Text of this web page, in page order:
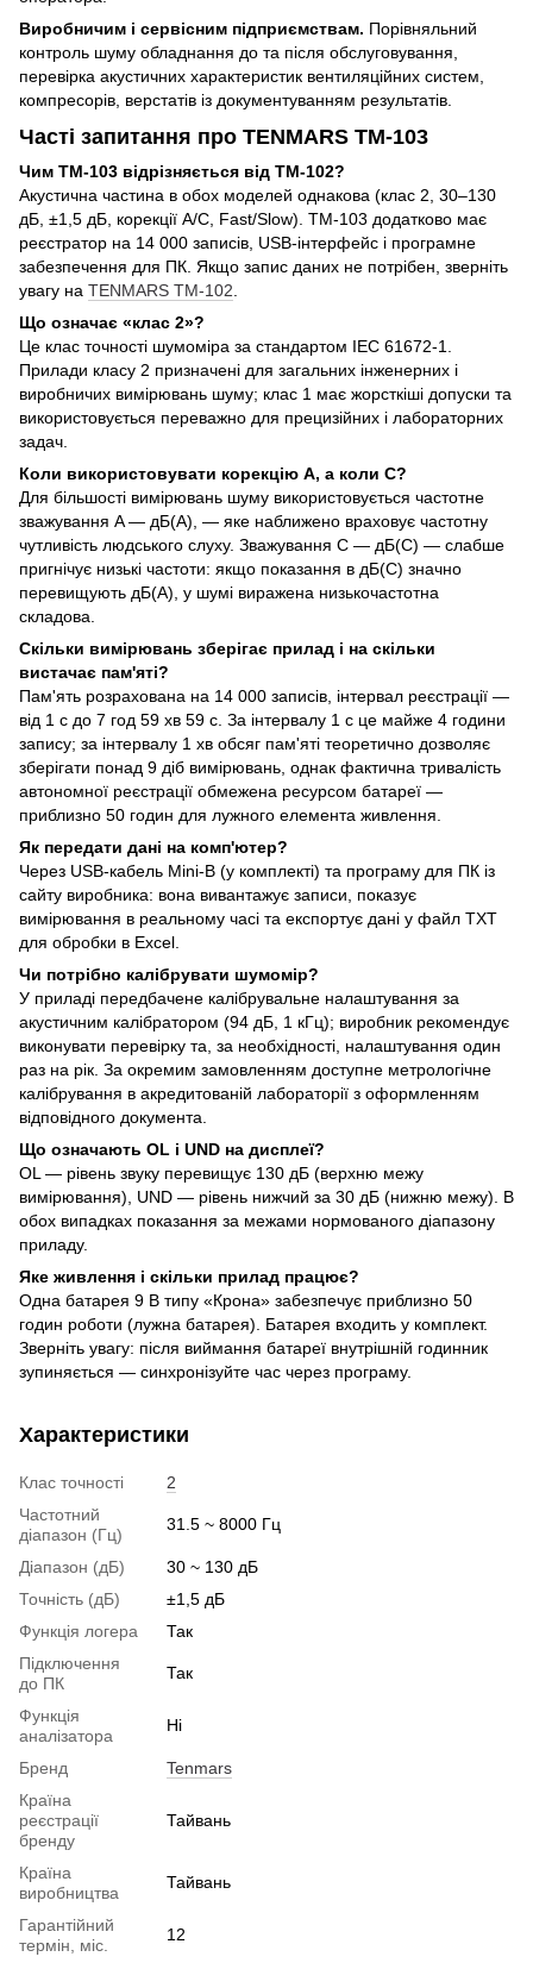
Виробничим і сервісним підприємствам. Порівняльний
контроль шуму обладнання до та після обслуговування,
перевірка акустичних характеристик вентиляційних систем,
компресорів, верстатів із документуванням результатів.
Часті запитання про TENMARS TM-103
Чим TM-103 відрізняється від TM-102?
Акустична частина в обох моделей однакова (клас 2, 30–130
дБ, ±1,5 дБ, корекції A/C, Fast/Slow). TM-103 додатково має
реєстратор на 14 000 записів, USB-інтерфейс і програмне
забезпечення для ПК. Якщо запис даних не потрібен, зверніть
увагу на TENMARS TM-102
Що означає «клас 2»?
Це клас точності шумоміра за стандартом IEC 61672-1.
Прилади класу 2 призначені для загальних інженерних і
виробничих вимірювань шуму; клас 1 має жорсткіші допуски та
використовується переважно для прецизійних і лабораторних
задач.
Коли використовувати корекцію A, а коли C?
Для більшості вимірювань шуму використовується частотне
зважування A — дБ(A), — яке наближено враховує частотну
чутливість людського слуху. Зважування C — дБ(C) — слабше
пригнічує низькі частоти: якщо показання в дБ(C) значно
перевищують дБ(A), у шумі виражена низькочастотна
складова.
Скільки вимірювань зберігає прилад і на скільки
вистачає пам'яті?
Пам'ять розрахована на 14 000 записів, інтервал реєстрації —
від 1 с до 7 год 59 хв 59 с. За інтервалу 1 с це майже 4 години
запису; за інтервалу 1 хв обсяг пам'яті теоретично дозволяє
зберігати понад 9 діб вимірювань, однак фактична тривалість
автономної реєстрації обмежена ресурсом батареї —
приблизно 50 годин для лужного елемента живлення.
Як передати дані на комп'ютер?
Через USB-кабель Mini-B (у комплекті) та програму для ПК із
сайту виробника: вона вивантажує записи, показує
вимірювання в реальному часі та експортує дані у файл TXT
для обробки в Excel.
Чи потрібно калібрувати шумомір?
У приладі передбачене калібрувальне налаштування за
акустичним калібратором (94 дБ, 1 кГц); виробник рекомендує
виконувати перевірку та, за необхідності, налаштування один
раз на рік. За окремим замовленням доступне метрологічне
калібрування в акредитованій лабораторії з оформленням
відповідного документа.
Що означають OL і UND на дисплеї?
OL — рівень звуку перевищує 130 дБ (верхню межу
вимірювання), UND — рівень нижчий за 30 дБ (нижню межу). В
обох випадках показання за межами нормованого діапазону
приладу.
Яке живлення і скільки прилад працює?
Одна батарея 9 В типу «Крона» забезпечує приблизно 50
годин роботи (лужна батарея). Батарея входить у комплект.
Зверніть увагу: після виймання батареї внутрішній годинник
зупиняється — синхронізуйте час через програму.
Характеристики
Клас точності
2
Частотний
діапазон (Гц)
31.5 ~ 8000 Гц
Діапазон (дБ)
30 ~ 130 дБ
Точність (дБ)
±1,5 дБ
Функція логера
Так
Підключення
до ПК
Так
Функція
аналізатора
Ні
Бренд
Tenmars
Країна
реєстрації
бренду
Тайвань
Країна
виробництва
Тайвань
Гарантійний
термін, міс.
12